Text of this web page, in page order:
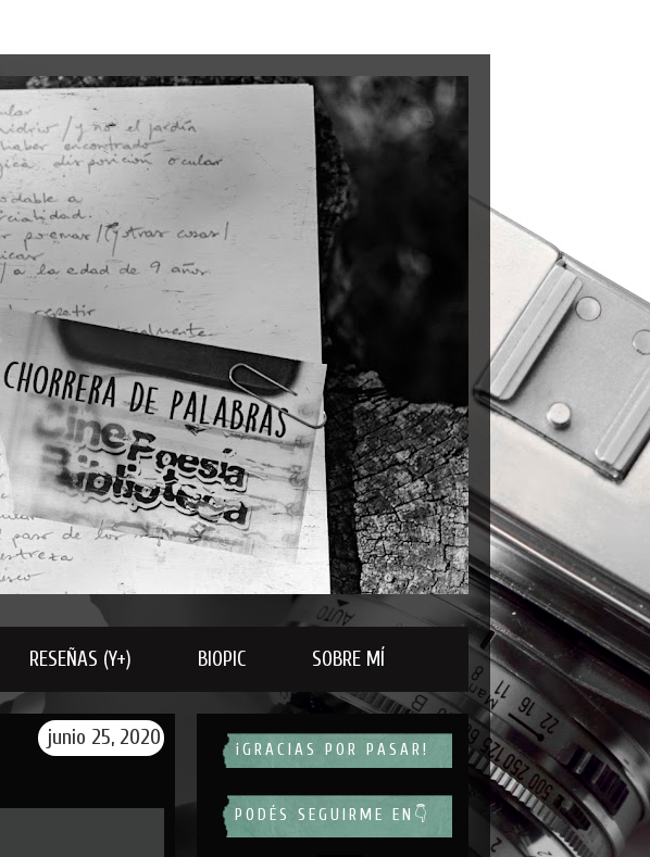
RESEÑAS (Y+) BIOPIC SOBRE MÍ
junio 25, 2020
¡GRACIAS POR PASAR!
PODÉS SEGUIRME EN👇